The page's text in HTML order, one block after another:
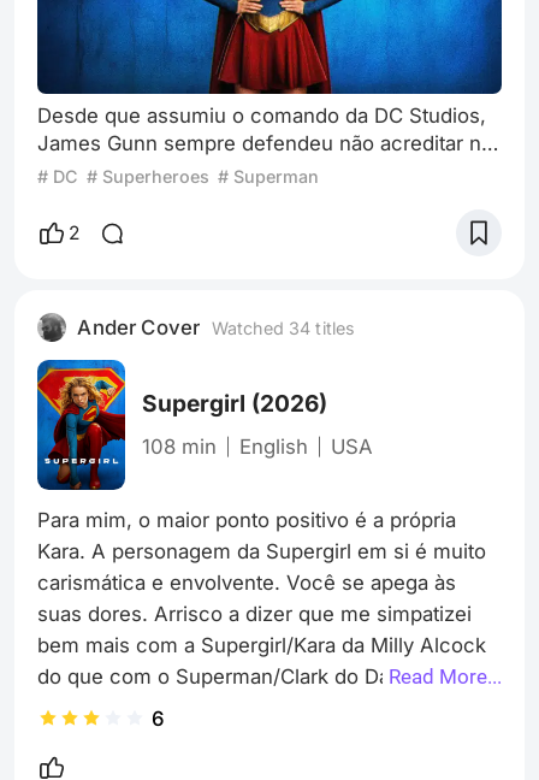
Desde que assumiu o comando da DC Studios,
James Gunn sempre defendeu não acreditar na
saturação de filmes de super-heróis, além de
conectada aos péssimos roteiros de produções
ousada até então: a criação do novo universo da
DC nos cinemas começando com o filme de
# DC # Superheroes # Superman
2
Ander Cover Watched 34 titles
Supergirl (2026)
108 min English USA
Para mim, o maior ponto positivo é a própria
Kara. A personagem da Supergirl em si é muito
carismática e envolvente. Você se apega às
suas dores. Arrisco a dizer que me simpatizei
bem mais com a Supergirl/Kara da Milly Alcock
do que com o Superman/Clark do David
Corenswet no filme dele.
Momoa. Todos já sabíamos disso, é um
Read More...
6